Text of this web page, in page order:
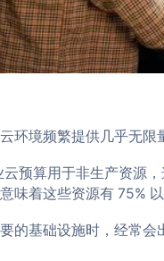
环境频繁提供几乎无
预算用于非生产资源
味着这些资源有 75%
的基础设施时，经常